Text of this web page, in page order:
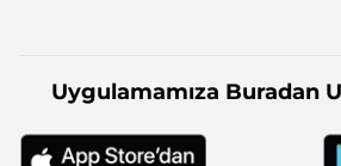
Uygulamamıza Buradan